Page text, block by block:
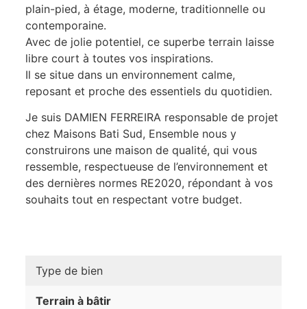
plain-pied, à étage, moderne, traditionnelle ou
contemporaine.
Avec de jolie potentiel, ce superbe terrain laisse
libre court à toutes vos inspirations.
Il se situe dans un environnement calme,
reposant et proche des essentiels du quotidien.
Je suis DAMIEN FERREIRA responsable de projet
chez Maisons Bati Sud, Ensemble nous y
construirons une maison de qualité, qui vous
ressemble, respectueuse de l’environnement et
des dernières normes RE2020, répondant à vos
souhaits tout en respectant votre budget.
Type de bien
Terrain à bâtir